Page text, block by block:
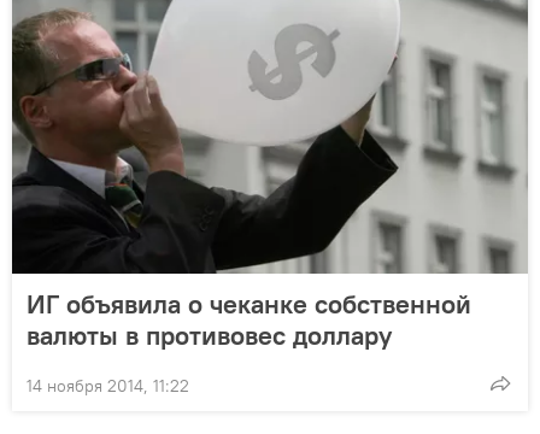
ИГ объявила о чеканке собственной
валюты в противовес доллару
14 ноября 2014, 11:22